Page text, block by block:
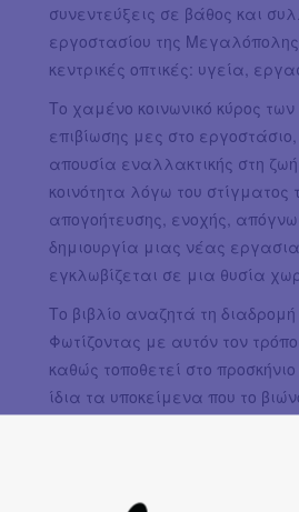
συνεντεύξεις σε βάθος και
εργοστασίου της
κεντρικές οπτικές: υγεία,
Το χαμένο κοινωνικό κύρος
επιβίωσης μες στο
απουσία εναλλακτικής στη
κοινότητα λόγω του
απογοήτευσης, ενοχής,
δημιουργία μιας νέας
εγκλωβίζεται σε μια θυσία
Το βιβλίο αναζητά τη
Φωτίζοντας με αυτόν τον
καθώς τοποθετεί στο
ίδια τα υποκείμενα που το